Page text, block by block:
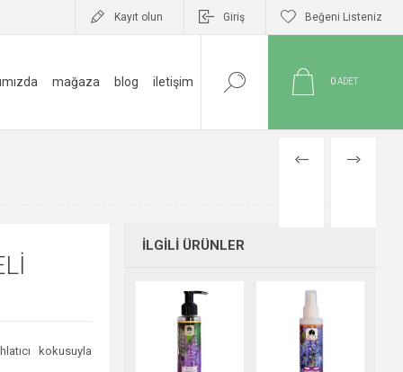
Kayıt olun Giriş Beğeni Listeniz
mağaza blog i̇letişim 0ADET
ÖNCEKISONRAKI
kokusuyla
İLGILI ÜRÜNLER